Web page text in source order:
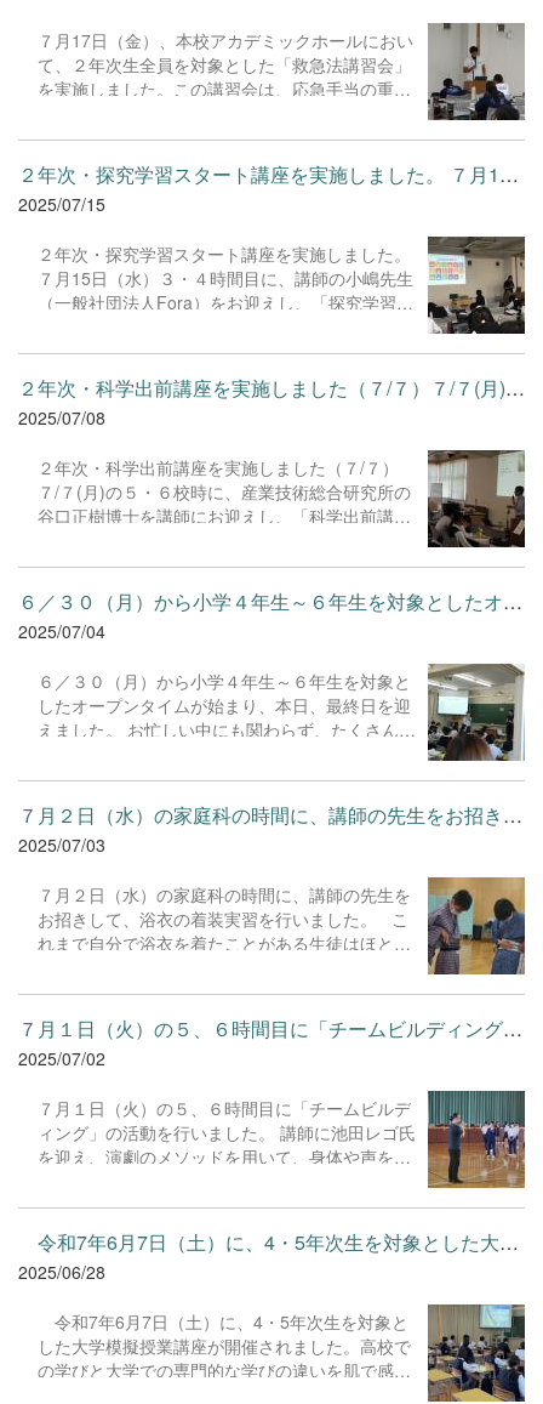
の先生からいただいた言葉を忘れることなく夏休
みの一日一日を大切にしていきましょう。 有意義
な夏休みを過ごす中で、生徒として、また人間と
くれることを期待しています。 Spend a fulfilling
summer vacation! Stay safe!!
７月17日（金）、本校アカデミックホールにおい
て、２年次生全員を対象とした「救急法講習会」
を実施しました。この講習会は、応急手当の重要
急時に役立つ知識と技術を身に付けることを目的
としたものです。 今回は、日本赤十字社茨城支部
より講師の先生をオンラインでお招きし、「救急
法短期講習」を受講しました。講習では、命を救
加え、空のペットボトルを使用した胸骨圧迫の実
技練習も行いました。生徒たちは真剣な表情で話
を聞き、実習にも積極的に取り組んでいました。
動できるようになりたい」「人の命を救うため
に、日頃から知識をもっておくことが大切だと感
じた」などの感想が聞かれました。 今回の講習会
で学んだことを、緊急時にしっかりと生かせるよ
す。
２年次・探究学習スタート講座を実施しました。 ７月15日（水）...
2025/07/15
２年次・探究学習スタート講座を実施しました。
７月15日（水）３・４時間目に、講師の小嶋先生
（一般社団法人Fora）をお迎えし、「探究学習ス
合的な学習の時間にSDGsについての学習を進め
ています。本時までに「世界がもし100人の村だ
ったら…」のワークショップを行って世界の格差
を実感したり、「SDGsってなんだ？」をテーマ
と、自分自身の視野を広げる学習を行ってきまし
た。 今日の講座では、「SDGs達成にむけたプ
ロジェクト」を考えるために必要な様々な思考方
合いながらPREP法や批判的思考のトレーニング
を行うなど、生徒たちは実践を通していきいきと
学習していました。また、自分が探究してみたい
SDGsの目標を選択して「問い」を考える活動で
いました。 様々なワークを通して、新たな考え
方を体感できた時間となりました。
２年次・科学出前講座を実施しました（７/７）７/７(月)の５・６...
2025/07/08
２年次・科学出前講座を実施しました（７/７）
７/７(月)の５・６校時に、産業技術総合研究所の
谷口正樹博士を講師にお迎えし、「科学出前講
どう役立つのか」「科学的に考えるとはどういう
ことか」といったテーマについて、身近な事例を
交えながらお話しいただきました。理科の知識に
とどまらず、統計や確率といった数学の内容も、
生徒たちは興味深く聞き入っていました。 子ども
たちは、自分の生活とつながる科学の世界に真剣
に耳を傾けており、理数科目の得意・不得意に関
く学べた様子でした。 来週７/18(金)には、つく
ば市の研究所への訪問も予定されています。2年
生にとって、今年は「サイエンスに挑戦する
年」。そのよいスタートとなる、充実した時間と
６／３０（月）から小学４年生～６年生を対象としたオープンタイ...
2025/07/04
６／３０（月）から小学４年生～６年生を対象と
したオープンタイムが始まり、本日、最終日を迎
えました。 お忙しい中にも関わらず、たくさんの
込みくださり、誠に感謝しております。 オープン
タイムでは各教科の授業の様子や部活動、校内施
設の見学をしていただきました。限られた時間の
中ではありましたが、生徒の様子を通して、本校
いです。
７月２日（水）の家庭科の時間に、講師の先生をお招きして、浴衣...
2025/07/03
７月２日（水）の家庭科の時間に、講師の先生を
お招きして、浴衣の着装実習を行いました。 こ
れまで自分で浴衣を着たことがある生徒はほとん
取り組んでいました。 着終わったときには、お互
いの様子を見ながら笑顔になる姿も見られまし
た。 実習では、着装だけでなく、あいさつの仕方
や歩き方なども学ばせていただきました。 先生
く、次の世代にも引き継いでほしい」という思い
も伝えられました。 着物を着ることの難しさも
体感しながら、背筋がピンと伸びる姿に頼もしさ
７月１日（火）の５、６時間目に「チームビルディング」の活動を...
2025/07/02
７月１日（火）の５、６時間目に「チームビルデ
ィング」の活動を行いました。 講師に池田レゴ氏
を迎え、演劇のメソッドを用いて、身体や声を活
って意思疎通を行うワーク」や「即興で考えて体
全体で表現をするワーク」などを通して、生徒た
ちは一人で考えることの楽しさや不安、集団で考
えることの楽しさや難しさを体感していました。
の人に従うのではなく、一人ひとりが責任をもっ
て行動をしていくことが大切である。とても難し
いことだけど、考えるよりもまず行動してみよ
令和7年6月7日（土）に、4・5年次生を対象とした大学模擬授業講...
2025/06/28
令和7年6月7日（土）に、4・5年次生を対象と
した大学模擬授業講座が開催されました。高校で
の学びと大学での専門的な学びの違いを肌で感